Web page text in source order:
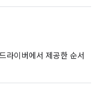
라이버에서 제공한 순서